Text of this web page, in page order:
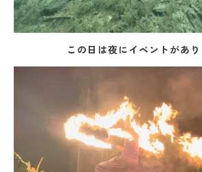
この日は夜にイベントがあり